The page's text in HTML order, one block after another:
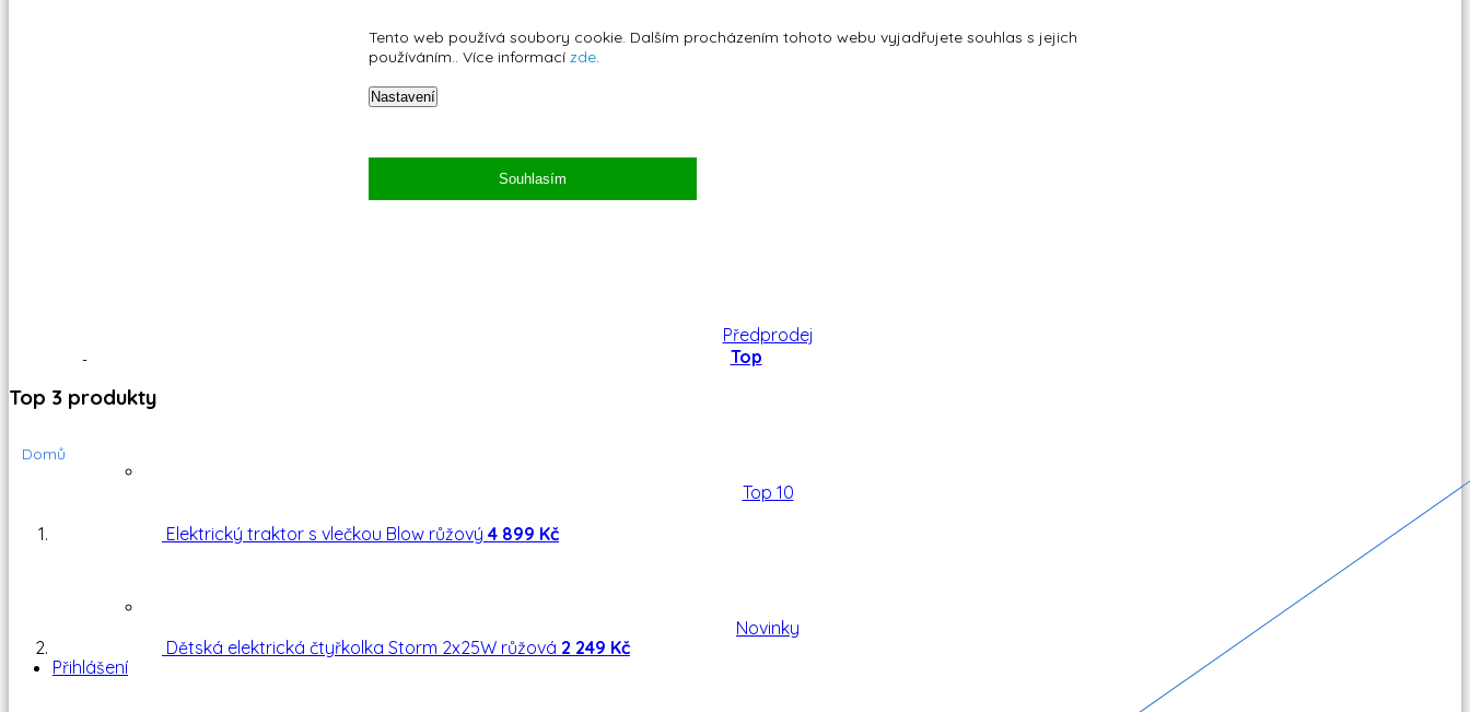
Tento web používá soubory cookie. Dalším procházením tohoto webu vyjadřujete souhlas s jejich
používáním.. Více informací zde.
Nastavení
Souhlasím
Tlačítka, přepínače, pojistky
Předprodej
Top
Top 10
Novinky
Přihlášení
Top 3 produkty
Elektrický traktor s vlečkou Blow růžový 4 899 Kč
Dětská elektrická čtyřkolka Storm 2x25W růžová 2 249 Kč